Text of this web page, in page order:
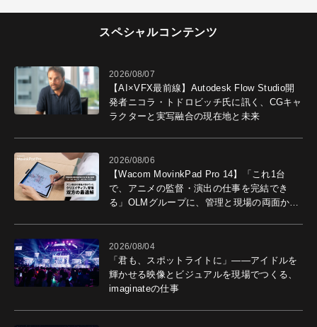
スペシャルコンテンツ
2026/08/07
【AI×VFX最前線】Autodesk Flow Studio開
発者ニコラ・トドロビッチ氏に訊く、CGキャ
ラクターと実写融合の現在地と未来
2026/08/06
【Wacom MovinkPad Pro 14】「これ1台
で、アニメの監督・演出の仕事を完結でき
る」OLMグループに、管理と現場の両面から
2026/08/04
「君も、スポットライトに」――アイドルを
輝かせる映像とビジュアルを現場でつくる、
imaginateの仕事